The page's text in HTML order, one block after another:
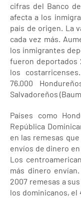
cifras del Banco
afecta a los
país de origen. La
cada vez más.
los inmigrantes
fueron deportados
los
76.000
Salvadoreños
Países como
República
en las remesas
envíos de dinero
Los
más dinero
2007 remesas a
los dominicanos, el